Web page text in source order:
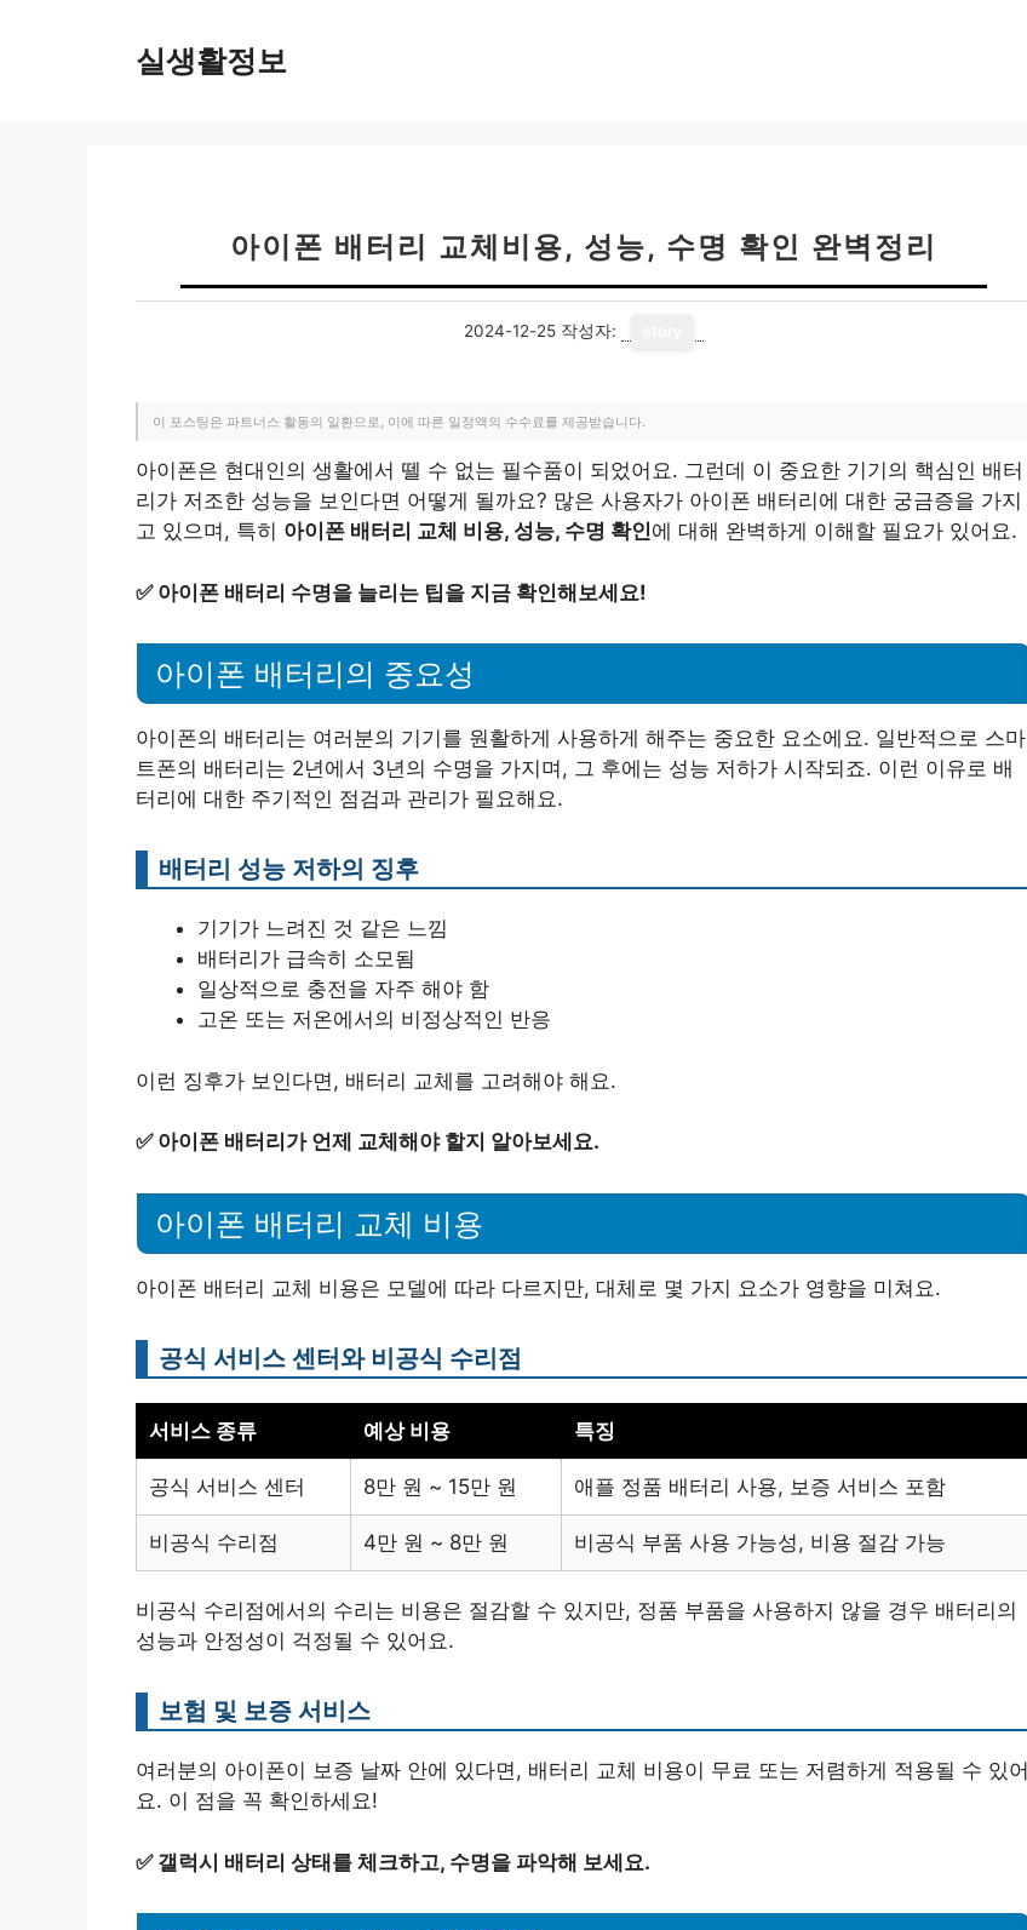
실생활정보
아이폰 배터리 교체비용, 성능, 수명 확인 완벽정리
2024-12-25 작성자:
이 포스팅은 파트너스 활동의 일환으로, 이에 따른 일정액의 수수료를 제공받습니다.
아이폰은 현대인의 생활에서 뗄 수 없는 필수품이 되었어요. 그런데 이 중요한 기기의 핵심인 배터
리가 저조한 성능을 보인다면 어떻게 될까요? 많은 사용자가 아이폰 배터리에 대한 궁금증을 가지
고 있으며, 특히 아이폰 배터리 교체 비용, 성능, 수명 확인에 대해 완벽하게 이해할 필요가 있어요.
✅ 아이폰 배터리 수명을 늘리는 팁을 지금 확인해보세요!
아이폰 배터리의 중요성
아이폰의 배터리는 여러분의 기기를 원활하게 사용하게 해주는 중요한 요소에요. 일반적으로 스마
트폰의 배터리는 2년에서 3년의 수명을 가지며, 그 후에는 성능 저하가 시작되죠. 이런 이유로 배
터리에 대한 주기적인 점검과 관리가 필요해요.
배터리 성능 저하의 징후
기기가 느려진 것 같은 느낌
배터리가 급속히 소모됨
일상적으로 충전을 자주 해야 함
고온 또는 저온에서의 비정상적인 반응
이런 징후가 보인다면, 배터리 교체를 고려해야 해요.
✅ 아이폰 배터리가 언제 교체해야 할지 알아보세요.
아이폰 배터리 교체 비용
아이폰 배터리 교체 비용은 모델에 따라 다르지만, 대체로 몇 가지 요소가 영향을 미쳐요.
공식 서비스 센터와 비공식 수리점
서비스 종류 예상 비용 특징
공식 서비스 센터 8만 원 ~ 15만 원 애플 정품 배터리 사용, 보증 서비스 포함
비공식 수리점 4만 원 ~ 8만 원 비공식 부품 사용 가능성, 비용 절감 가능
비공식 수리점에서의 수리는 비용은 절감할 수 있지만, 정품 부품을 사용하지 않을 경우 배터리의
성능과 안정성이 걱정될 수 있어요.
보험 및 보증 서비스
여러분의 아이폰이 보증 날짜 안에 있다면, 배터리 교체 비용이 무료 또는 저렴하게 적용될 수 있어
요. 이 점을 꼭 확인하세요!
✅ 갤럭시 배터리 상태를 체크하고, 수명을 파악해 보세요.